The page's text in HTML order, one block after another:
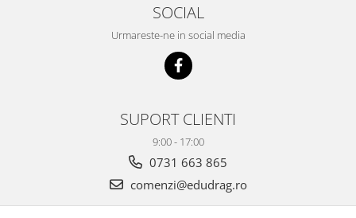
SOCIAL
Urmareste-ne in social media
SUPORT CLIENTI
9:00 - 17:00
0731 663 865
comenzi@edudrag.ro